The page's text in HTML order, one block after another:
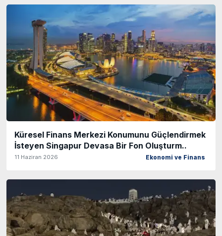
Küresel Finans Merkezi Konumunu Güçlendirmek
İsteyen Singapur Devasa Bir Fon Oluşturm..
11 Haziran 2026 Ekonomi ve Finans